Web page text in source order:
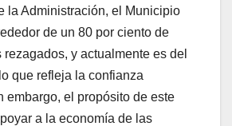
la Administración, el Municipio
de un 80 por ciento de
y actualmente es del
que refleja la confianza
embargo, el propósito de este
a la economía de las